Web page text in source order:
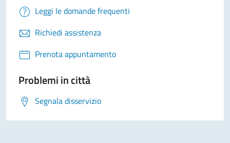
Leggi le domande frequenti
Richiedi assistenza
Prenota appuntamento
Problemi in città
Segnala disservizio